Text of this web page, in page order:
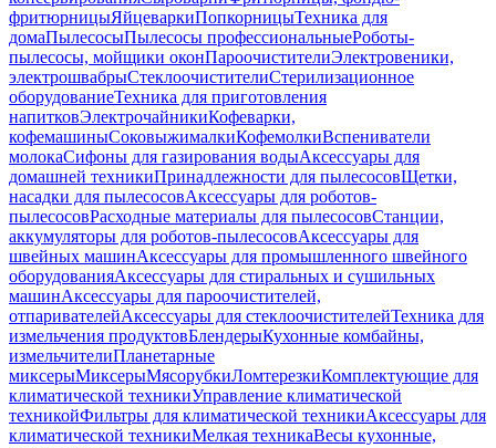
фритюрницыЯйцеваркиПопкорницыТехника для
домаПылесосыПылесосы профессиональныеРоботы-
пылесосы, мойщики оконПароочистителиЭлектровеники,
электрошвабрыСтеклоочистителиСтерилизационное
оборудованиеТехника для приготовления
напитковЭлектрочайникиКофеварки,
кофемашиныСоковыжималкиКофемолкиВспениватели
молокаСифоны для газирования водыАксессуары для
домашней техникиПринадлежности для пылесосовЩетки,
насадки для пылесосовАксессуары для роботов-
пылесосовРасходные материалы для пылесосовСтанции,
аккумуляторы для роботов-пылесосовАксессуары для
швейных машинАксессуары для промышленного швейного
оборудованияАксессуары для стиральных и сушильных
машинАксессуары для пароочистителей,
отпаривателейАксессуары для стеклоочистителейТехника для
измельчения продуктовБлендерыКухонные комбайны,
измельчителиПланетарные
миксерыМиксерыМясорубкиЛомтерезкиКомплектующие для
климатической техникиУправление климатической
техникойФильтры для климатической техникиАксессуары для
климатической техникиМелкая техникаВесы кухонные,